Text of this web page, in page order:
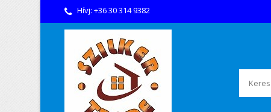
Hívj:+36 30 314 9382